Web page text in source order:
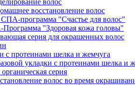
волос
восстановление волос
СПА-программа "Счастье для волос"
Программа "Здоровая кожа головы"
серия для окрашенных волос
с протеинами шелка и жемчуга
укладки с протеинами шелка и
серия
волос во время